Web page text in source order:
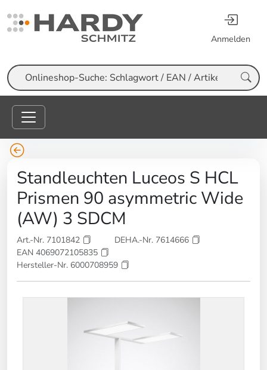
Anmelden
Suche
Standleuchten Luceos S HCL
Prismen 90 asymmetric Wide
(AW) 3 SDCM
Art.-Nr. 7101842
DEHA.-Nr. 7614666
EAN 4069072105835
Hersteller-Nr. 6000708959